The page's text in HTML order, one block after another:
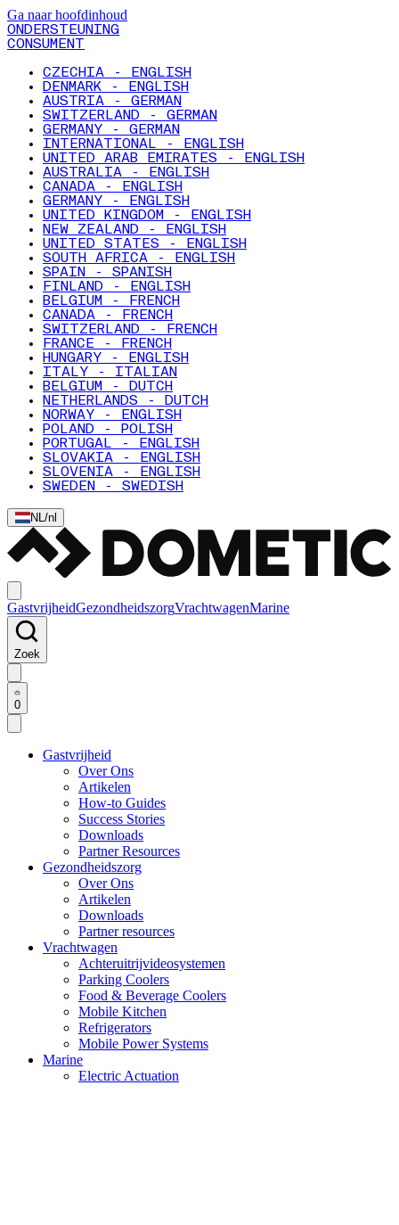
Ga naar hoofdinhoud
ONDERSTEUNING
CONSUMENT
CZECHIA - ENGLISH
DENMARK - ENGLISH
AUSTRIA - GERMAN
SWITZERLAND - GERMAN
GERMANY - GERMAN
INTERNATIONAL - ENGLISH
UNITED ARAB EMIRATES - ENGLISH
AUSTRALIA - ENGLISH
CANADA - ENGLISH
GERMANY - ENGLISH
UNITED KINGDOM - ENGLISH
NEW ZEALAND - ENGLISH
UNITED STATES - ENGLISH
SOUTH AFRICA - ENGLISH
SPAIN - SPANISH
FINLAND - ENGLISH
BELGIUM - FRENCH
CANADA - FRENCH
SWITZERLAND - FRENCH
FRANCE - FRENCH
HUNGARY - ENGLISH
ITALY - ITALIAN
BELGIUM - DUTCH
NETHERLANDS - DUTCH
NORWAY - ENGLISH
POLAND - POLISH
PORTUGAL - ENGLISH
SLOVAKIA - ENGLISH
SLOVENIA - ENGLISH
SWEDEN - SWEDISH
NL/nl
GastvrijheidGezondheidszorgVrachtwagenMarine
Zoek
0
Gastvrijheid
Over Ons
Artikelen
How-to Guides
Success Stories
Downloads
Partner Resources
Gezondheidszorg
Over Ons
Artikelen
Downloads
Partner resources
Vrachtwagen
Achteruitrijvideosystemen
Parking Coolers
Food & Beverage Coolers
Mobile Kitchen
Refrigerators
Mobile Power Systems
Marine
Electric Actuation